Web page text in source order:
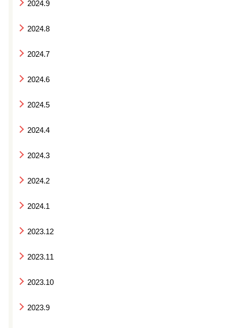
2024.9
2024.8
2024.7
2024.6
2024.5
2024.4
2024.3
2024.2
2024.1
2023.12
2023.11
2023.10
2023.9